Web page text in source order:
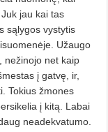
jau kai tas
sąlygos vystytis
Užaugo
nežinojo net kaip
į gatvę, ir,
Tokius žmones
į kitą. Labai
neadekvatumo.